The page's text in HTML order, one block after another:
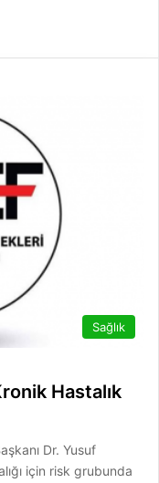
Sağlık
Hastalık
Dr. Yusuf
için risk grubunda